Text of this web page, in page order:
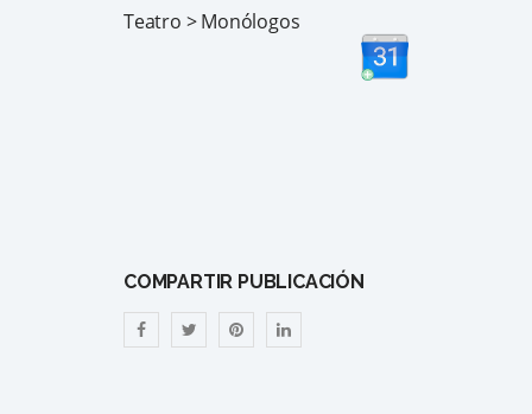
Teatro > Monólogos
COMPARTIR PUBLICACIÓN